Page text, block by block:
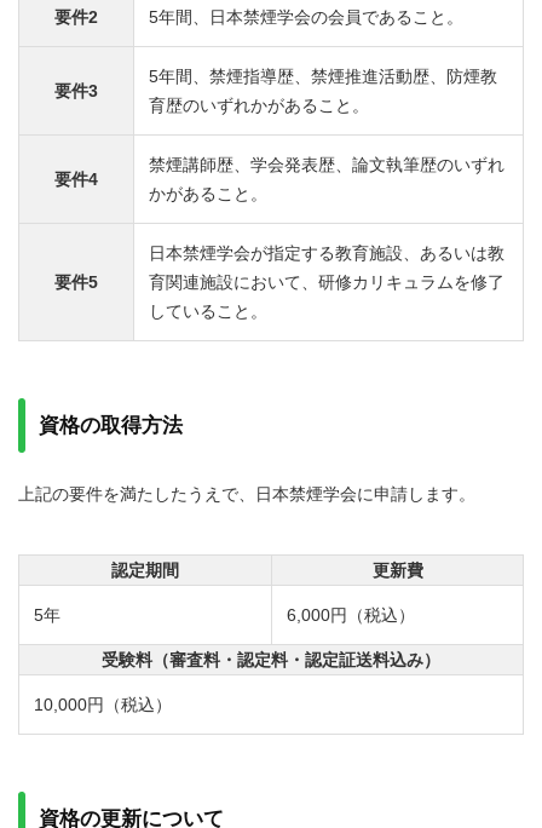
要件2 5年間、日本禁煙学会の会員であること。
要件3
5年間、禁煙指導歴、禁煙推進活動歴、防煙教
育歴のいずれかがあること。
要件4
禁煙講師歴、学会発表歴、論文執筆歴のいずれ
かがあること。
要件5
日本禁煙学会が指定する教育施設、あるいは教
育関連施設において、研修カリキュラムを修了
していること。
資格の取得方法
上記の要件を満たしたうえで、日本禁煙学会に申請します。
認定期間 更新費
5年 6,000円（税込）
受験料（審査料・認定料・認定証送料込み）
10,000円（税込）
資格の更新について